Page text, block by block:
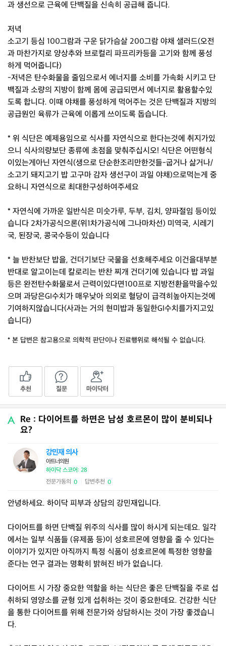
과 생선으로 근육에 단백질을 신속히 공급해 줍니다.
저녁
소고기 등심 100그람과 구운 닭가슴살 200그람 야채 샐러드(오전
과 마찬가지로 양상추와 브로컬리 파프리카등을 고기와 함께 풍성
하게 먹어줍니다)
-저녁은 탄수화물을 줄임으로서 에너지를 소비를 가속화 시키고 단
백질과 소량의 지방이 함께 몸에 공급되면서 에너지로 활용할수있
도록 합니다. 이때 야채를 풍성하게 먹어주는 것은 단백질과 지방의
공급원인 육류가 근육에 이롭게 쓰이도록 돕습니다.
* 위 식단은 예제용임으로 식사를 자연식으로 한다는것에 취지가있
으니 식사의량보단 종류에 초점을 맞춰주십시오! 식단은 어떤형식
이있는게아닌 자연식(생으로 단순한조리만한것들-굽거나 삶거나/
소고기 돼지고기 밥 고구마 감자 생선구이 과일 야채)으로먹는게 중
요하니 자연식으로 최대한구성하여주세요
* 자연식에 가까운 일반식은 미숫가루, 두부, 김치, 양파절임 등이있
습니다 2차가공식으론(위1차가공식에 그나마차선) 미역국, 시레기
국, 된장국, 콩국수등이 있습니다
* 늘 반찬보단 밥을, 건더기보단 국물을 선호해주세요 이건을대부분
반대로 알고이는데 칼로리는 반찬 찌개 건더기에 있습니다 밥 과일
등은 완전탄수화물로서 근력이있다면100프로 지방전환을막을수있
으며 과당은GI수치가 매우낮아 의외로 혈당이 급격히높아지는것에
기여하지않습니다(사과는 거의 현미밥과 동일한GI수치를가지고있
습니다)
* 본 답변은 참고용으로 의학적 판단이나 진료행위로 해석될 수 없습니다.
추천 질문 마이닥터
Re : 다이어트를 하면은 남성 호르몬이 많이 분비되나
요?
강민재 의사
아트너의원
하이닥 스코어: 28
전문가동의 0 답변추천 0
안녕하세요. 하이닥 피부과 상담의 강민재입니다.
다이어트를 하면 단백질 위주의 식사를 많이 하시게 되는데요. 일각
에서는 일부 식품들 (유제품 등)이 성호르몬에 영향을 줄 수 있다는
이야기가 있지만 아직까지 특정 식품이 성호르몬에 특정한 영향을
준다는 연구 결과는 명확히 밝혀진 바가 없습니다.
다이어트 시 가장 중요한 역할을 하는 식단은 좋은 단백질을 주로 섭
취하되 영양소를 균형 있게 섭취하는 것이 중요한데요. 건강한 식단
을 통한 다이어트를 위해 전문가와 상담하시는 것이 가장 좋겠습니
다.